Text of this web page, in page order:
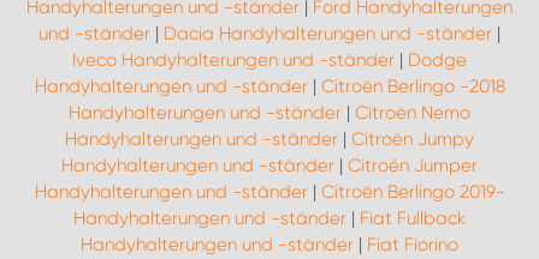
Handyhalterungen und -ständer | Ford Handyhalterungen
und -ständer | Dacia Handyhalterungen und -ständer |
Iveco Handyhalterungen und -ständer | Dodge
Handyhalterungen und -ständer| Citroën Berlingo -2018
Handyhalterungen und -ständer | Citroën Nemo
Handyhalterungen und -ständer | Citroën Jumpy
Handyhalterungen und -ständer | Citroën Jumper
Handyhalterungen und -ständer| Citroën Berlingo 2019-
Handyhalterungen und -ständer | Fiat Fullback
Handyhalterungen und -ständer | Fiat Fiorino